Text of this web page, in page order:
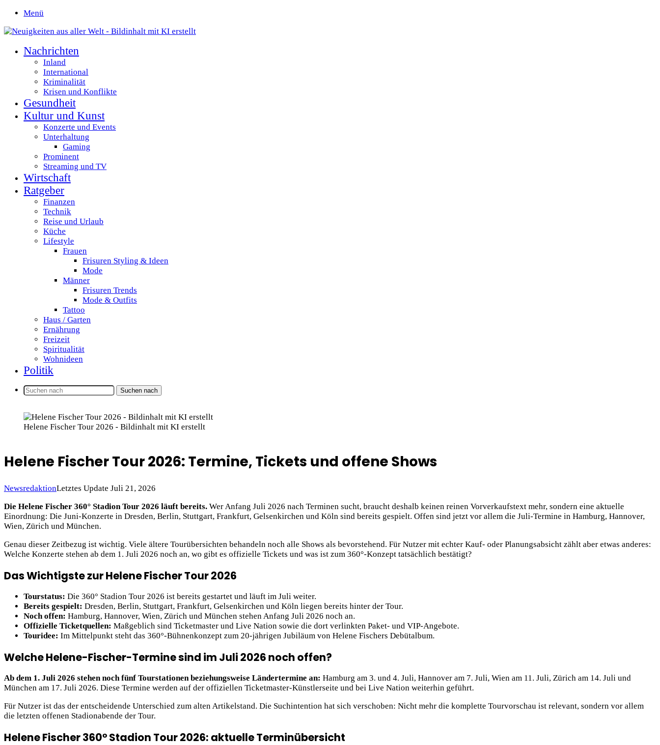
Menü
Nachrichten
Inland
International
Kriminalität
Krisen und Konflikte
Gesundheit
Kultur und Kunst
Konzerte und Events
Unterhaltung
Gaming
Prominent
Streaming und TV
Wirtschaft
Ratgeber
Finanzen
Technik
Reise und Urlaub
Küche
Lifestyle
Frauen
Frisuren Styling & Ideen
Mode
Männer
Frisuren Trends
Mode & Outfits
Tattoo
Haus / Garten
Ernährung
Freizeit
Spiritualität
Wohnideen
Politik
Suchen nach
Helene Fischer Tour 2026 - Bildinhalt mit KI erstellt
Helene Fischer Tour 2026: Termine, Tickets und offene Shows
NewsredaktionLetztes Update Juli 21, 2026
Die Helene Fischer 360° Stadion Tour 2026 läuft bereits. Wer Anfang Juli 2026 nach Terminen sucht, braucht deshalb keinen reinen Vorverkaufstext mehr, sondern eine aktuelle
Einordnung: Die Juni-Konzerte in Dresden, Berlin, Stuttgart, Frankfurt, Gelsenkirchen und Köln sind bereits gespielt. Offen sind jetzt vor allem die Juli-Termine in Hamburg, Hannover,
Wien, Zürich und München.
Genau dieser Zeitbezug ist wichtig. Viele ältere Tourübersichten behandeln noch alle Shows als bevorstehend. Für Nutzer mit echter Kauf- oder Planungsabsicht zählt aber etwas anderes:
Welche Konzerte stehen ab dem 1. Juli 2026 noch an, wo gibt es offizielle Tickets und was ist zum 360°-Konzept tatsächlich bestätigt?
Das Wichtigste zur Helene Fischer Tour 2026
Tourstatus: Die 360° Stadion Tour 2026 ist bereits gestartet und läuft im Juli weiter.
Bereits gespielt: Dresden, Berlin, Stuttgart, Frankfurt, Gelsenkirchen und Köln liegen bereits hinter der Tour.
Noch offen: Hamburg, Hannover, Wien, Zürich und München stehen Anfang Juli 2026 noch an.
Offizielle Ticketquellen: Maßgeblich sind Ticketmaster und Live Nation sowie die dort verlinkten Paket- und VIP-Angebote.
Touridee: Im Mittelpunkt steht das 360°-Bühnenkonzept zum 20-jährigen Jubiläum von Helene Fischers Debütalbum.
Welche Helene-Fischer-Termine sind im Juli 2026 noch offen?
Ab dem 1. Juli 2026 stehen noch fünf Tourstationen beziehungsweise Ländertermine an: Hamburg am 3. und 4. Juli, Hannover am 7. Juli, Wien am 11. Juli, Zürich am 14. Juli und
München am 17. Juli 2026. Diese Termine werden auf der offiziellen Ticketmaster-Künstlerseite und bei Live Nation weiterhin geführt.
Für Nutzer ist das der entscheidende Unterschied zum alten Artikelstand. Die Suchintention hat sich verschoben: Nicht mehr die komplette Tourvorschau ist relevant, sondern vor allem
die letzten offenen Stadionabende der Tour.
Helene Fischer 360° Stadion Tour 2026: aktuelle Terminübersicht